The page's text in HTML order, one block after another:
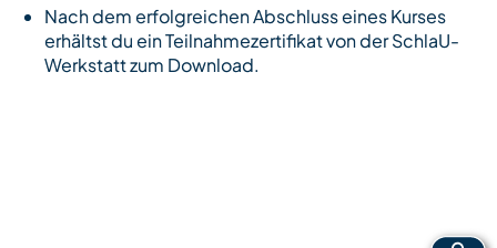
Nach dem erfolgreichen Abschluss eines Kurses
erhältst du ein Teilnahmezertifikat von der SchlaU-
Werkstatt zum Download.